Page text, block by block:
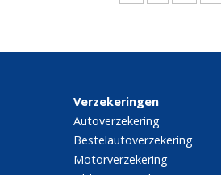
Verzekeringen
Autoverzekering
Bestelautoverzekering
Motorverzekering